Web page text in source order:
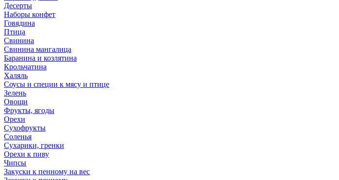
Десерты
Наборы конфет
Говядина
Птица
Свинина
Свинина мангалица
Баранина и козлятина
Крольчатина
Халяль
Соусы и специи к мясу и птице
Зелень
Овощи
Фрукты, ягоды
Орехи
Сухофрукты
Соленья
Сухарики, гренки
Орехи к пиву
Чипсы
Закуски к пенному на вес